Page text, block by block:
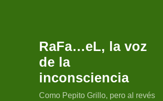
RaFa…eL, la voz
de la
inconsciencia
Como Pepito Grillo, pero al revés